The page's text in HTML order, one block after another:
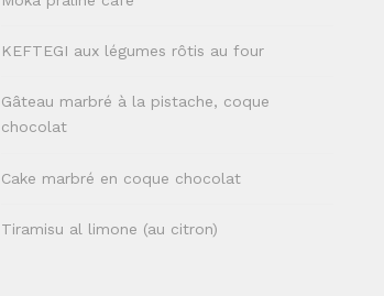
KEFTEGI aux légumes rôtis au four
Gâteau marbré à la pistache, coque
chocolat
Cake marbré en coque chocolat
Tiramisu al limone (au citron)